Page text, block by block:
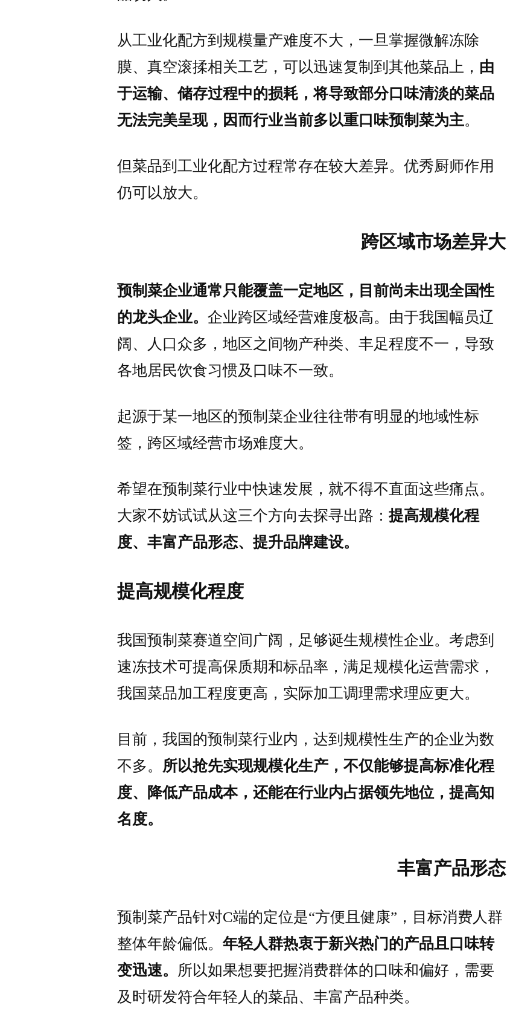
从工业化配方到规模量产难度不大，一旦掌握微解冻除
膜、真空滚揉相关工艺，可以迅速复制到其他菜品上， 由
于运输、储存过程中的损耗，将导致部分口味清淡的菜品
无法完美呈现，因而行业当前多以重口味预制菜为主。
但菜品到工业化配方过程常存在较大差异。优秀厨师作用
仍可以放大。
跨区域市场差异大
预制菜企业通常只能覆盖一定地区，目前尚未出现全国性
的龙头企业。企业跨区域经营难度极高。由于我国幅员辽
阔、人口众多，地区之间物产种类、丰足程度不一，导致
各地居民饮食习惯及口味不一致。
起源于某一地区的预制菜企业往往带有明显的地域性标
签，跨区域经营市场难度大。
希望在预制菜行业中快速发展，就不得不直面这些痛点。
大家不妨试试从这三个方向去探寻出路：提高规模化程
度、丰富产品形态、提升品牌建设。
提高规模化程度
我国预制菜赛道空间广阔，足够诞生规模性企业。考虑到
速冻技术可提高保质期和标品率，满足规模化运营需求，
我国菜品加工程度更高，实际加工调理需求理应更大。
目前，我国的预制菜行业内，达到规模性生产的企业为数
不多。 所以抢先实现规模化生产，不仅能够提高标准化程
度、降低产品成本，还能在行业内占据领先地位，提高知
名度。
丰富产品形态
预制菜产品针对C端的定位是“方便且健康”，目标消费人群
整体年龄偏低。年轻人群热衷于新兴热门的产品且口味转
变迅速。 所以如果想要把握消费群体的口味和偏好，需要
及时研发符合年轻人的菜品、丰富产品种类。